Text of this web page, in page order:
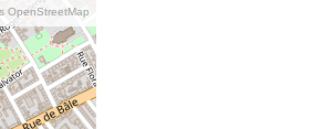
OpenStreetMap